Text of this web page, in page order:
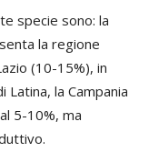
specie sono: la
la regione
(10-15%), in
Latina, la Campania
5-10%, ma